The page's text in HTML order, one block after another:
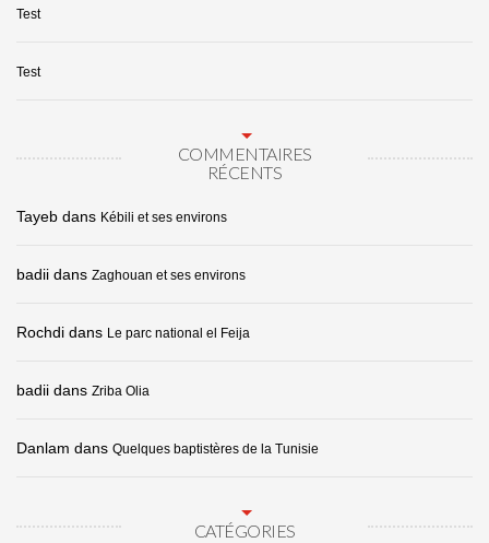
Test
Test
COMMENTAIRES
RÉCENTS
Tayeb dans Kébili et ses environs
badii dans Zaghouan et ses environs
Rochdi dans Le parc national el Feija
badii dans Zriba Olia
Danlam dans Quelques baptistères de la Tunisie
CATÉGORIES